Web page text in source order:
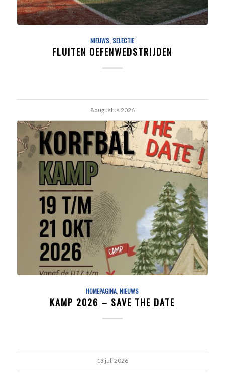
NIEUWS,SELECTIE
FLUITEN OEFENWEDSTRIJDEN
8 augustus 2026
HOMEPAGINA,NIEUWS
KAMP 2026 – SAVE THE DATE
13 juli 2026